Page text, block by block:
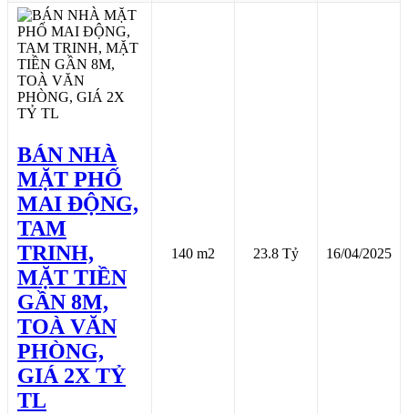
BÁN NHÀ
MẶT PHỐ
MAI ĐỘNG,
TAM
TRINH,
MẶT TIỀN
GẦN 8M,
TOÀ VĂN
PHÒNG,
GIÁ 2X TỶ
TL
140 m2 23.8 Tỷ 16/04/2025